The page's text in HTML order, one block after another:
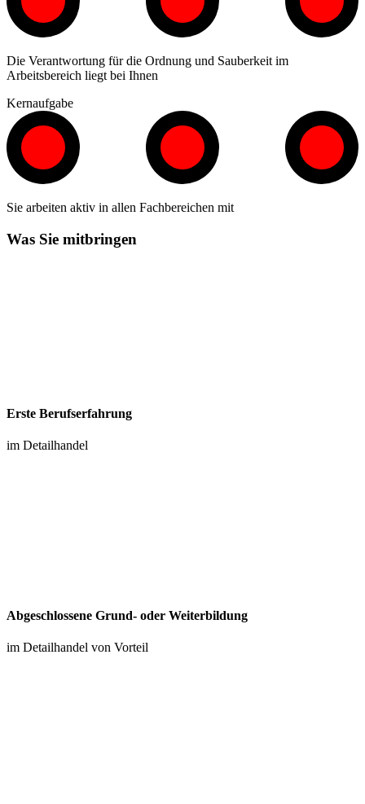
Die Verantwortung für die Ordnung und Sauberkeit im
Arbeitsbereich liegt bei Ihnen
Kernaufgabe
Sie arbeiten aktiv in allen Fachbereichen mit
Was Sie mitbringen
Erste Berufserfahrung
im Detailhandel
Abgeschlossene Grund- oder Weiterbildung
im Detailhandel von Vorteil